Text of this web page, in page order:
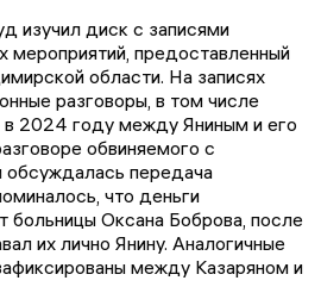
изучил диск с записями
мероприятий, предоставленный
области. На записях
разговоры, в том числе
2024 году между Яниным и его
обвиняемого с
передача
что деньги
больницы Оксана Боброва, после
их лично Янину. Аналогичные
между Казаряном и